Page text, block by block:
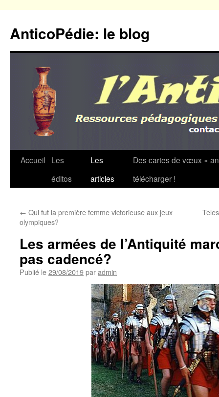
contenu
AnticoPédie: le blog
Accueil
Les
éditos
Les
articles
Des cartes de vœux «
télécharger !
← Qui fut la première femme victorieuse aux jeux
olympiques?
Les armées de l’Antiquité
pas cadencé?
Publié le29/08/2019paradmin